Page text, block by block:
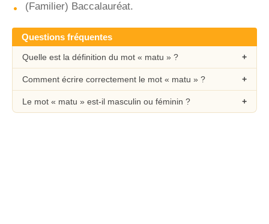
(Familier) Baccalauréat.
Questions fréquentes
Quelle est la définition du mot « matu » ?
Comment écrire correctement le mot « matu » ?
Le mot « matu » est-il masculin ou féminin ?